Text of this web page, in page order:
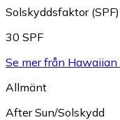
Solskyddsfaktor (SPF)
30 SPF
Se mer från Hawaiian
Allmänt
After Sun/Solskydd